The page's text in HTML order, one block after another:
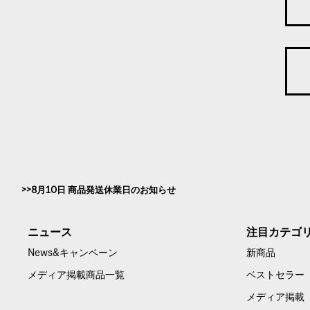
8月10日 商品発送休業日のお知らせ
ニュース
News&キャンペーン
メディア掲載商品一覧
注目カテゴ
新商品
ベストセラー
メディア掲載